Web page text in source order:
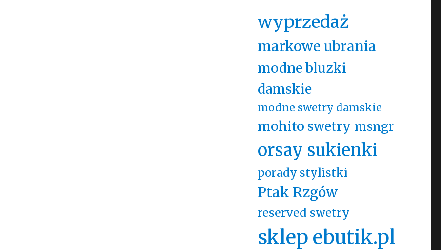
wyprzedaż
markowe ubrania
modne bluzki
damskie
modne swetry damskie
mohito swetry msngr
orsay sukienki
porady stylistki
Ptak Rzgów
reserved swetry
sklep ebutik.pl